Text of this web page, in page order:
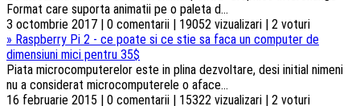
Format care suporta animatii pe o paleta d...
3 octombrie 2017 | 0 comentarii | 19052 vizualizari | 2 voturi
» Raspberry Pi 2 - ce poate si ce stie sa faca un computer de
dimensiuni mici pentru 35$
Piata microcomputerelor este in plina dezvoltare, desi initial nimeni
nu a considerat microcomputerele o aface...
16 februarie 2015 | 0 comentarii | 15322 vizualizari | 2 voturi